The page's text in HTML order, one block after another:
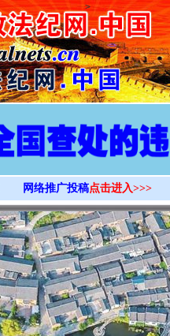
>
网络推广投稿点击进入>>>